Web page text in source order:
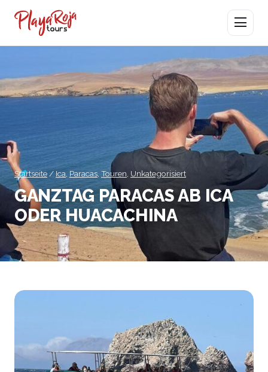
Menü
Startseite/ Ica, Paracas, Touren, Unkategorisiert
GANZTAG PARACAS AB ICA
ODER HUACACHINA